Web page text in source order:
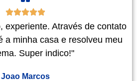
experiente. Através de contato
a minha casa e resolveu meu
Super indico!"
Joao Marcos